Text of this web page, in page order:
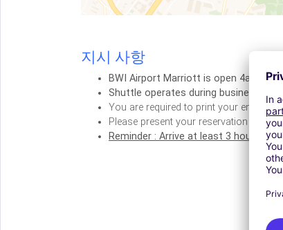
지시 사항
BWI Airport Marriott is open 4am-1am
Shuttle operates during business
You are required to print your email
Please present your reservation to
Reminder : Arrive at least 3 hours